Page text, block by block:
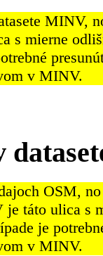
MINV,
s mierne
v MINV.
OSM,
táto ulica s
je
v MINV.